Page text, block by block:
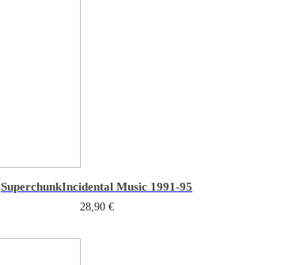
SuperchunkIncidental Music 1991-95
28,90 €